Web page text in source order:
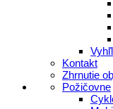
Kontakt
Zhrnutie
Požičovne